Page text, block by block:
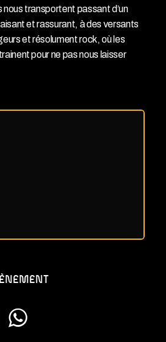
transportent passant d’un
et rassurant, à des versants
et résolument rock, où les
pour ne pas nous laisser